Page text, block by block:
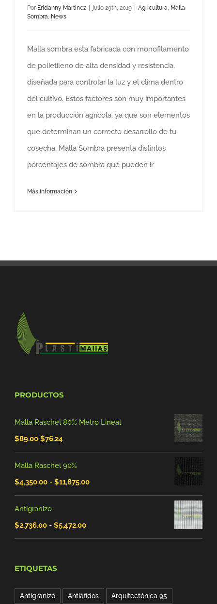
Por Eridanny Martinez julio 29th, 2019 Agricultura, Malla
Sombra, News
Malla sombra esta fabricada con monofilamento
de polietileno de alta densidad y resistencia,
diseñada para controlar la luz y el clima dentro
del cultivo. Estos factores son muy importantes
en la producción agrícola, ya que son elementos
que determinan un correcto desarrollo de tu
cosecha. Malla Sombra presenta distintos
porcentajes de sombra que pueden ir
Más información
PRODUCTOS
Malla Raschel 80% Metro Lineal
$89.00 El
precio
original
$89.00.
$76.24
precio
actual
es:
Malla Raschel 90%
$4,350.00 - $11,875.00Rango
de
Antigranizo
$2,736.00 - $5,472.00Rango
de
$2,736.00
ETIQUETAS
Antigranizo Antiáfidos Arquitectónica 95